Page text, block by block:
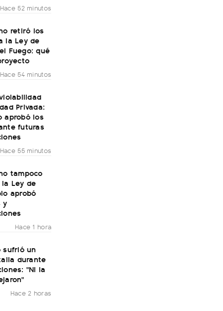
Hace 52 minutos
retiró los
la Ley de
Fuego: qué
Hace 54 minutos
Privada:
aprobó los
futuras
Hace 55 minutos
tampoco
Ley de
aprobó
y
Hace 1 hora
sufrió un
durante
"Ni la
Hace 2 horas